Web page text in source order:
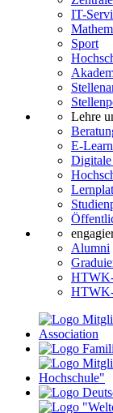
IT-
Sport
Lehre
E-
Alumni